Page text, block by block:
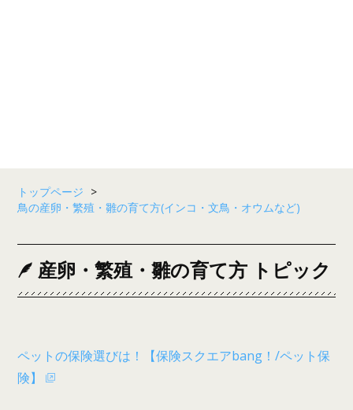
トップページ >
鳥の産卵・繁殖・雛の育て方(インコ・文鳥・オウムなど)
産卵・繁殖・雛の育て方 トピック
ペットの保険選びは！【保険スクエアbang！/ペット保
険】